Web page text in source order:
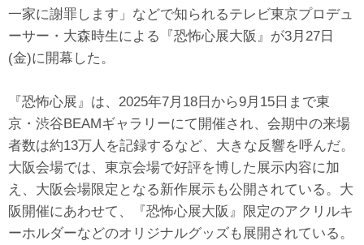
一家に謝罪します」などで知られるテレビ東京プロデュ
ーサー・大森時生による『恐怖心展大阪』が3月27日
(金)に開幕した。
『恐怖心展』は、2025年7月18日から9月15日まで東
京・渋谷BEAMギャラリーにて開催され、会期中の来場
者数は約13万人を記録するなど、大きな反響を呼んだ。
大阪会場では、東京会場で好評を博した展示内容に加
え、大阪会場限定となる新作展示も公開されている。大
阪開催にあわせて、『恐怖心展大阪』限定のアクリルキ
ーホルダーなどのオリジナルグッズも展開されている。